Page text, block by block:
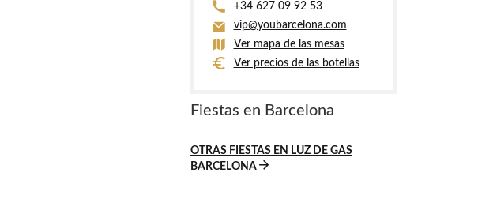
+34 627 09 92 53
vip@youbarcelona.com
Ver mapa de las mesas
Ver precios de las botellas
Fiestas en Barcelona
OTRAS FIESTAS EN LUZ DE GAS
BARCELONA